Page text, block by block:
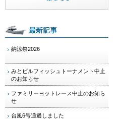
納涼祭2026
みとビルフィッシュトーナメント中止
のお知らせ
ファミリーヨットレース中止のお知ら
せ
台風6号通過しました